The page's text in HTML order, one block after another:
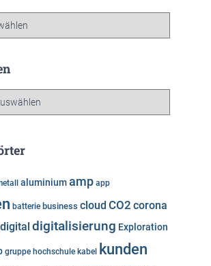
aluminiumamp app
batterie business cloud CO2 corona
digital digitalisierung Exploration
gruppe hochschule kabel kunden